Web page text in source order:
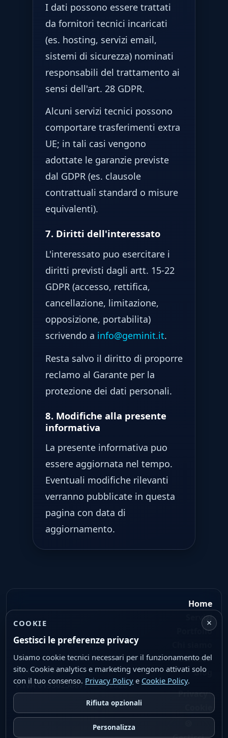
I dati possono essere trattati
da fornitori tecnici incaricati
(es. hosting, servizi email,
sistemi di sicurezza) nominati
responsabili del trattamento ai
sensi dell'art. 28 GDPR.
Alcuni servizi tecnici possono
comportare trasferimenti extra
UE; in tali casi vengono
adottate le garanzie previste
dal GDPR (es. clausole
contrattuali standard o misure
equivalenti).
7. Diritti dell'interessato
L'interessato puo esercitare i
diritti previsti dagli artt. 15-22
GDPR (accesso, rettifica,
cancellazione, limitazione,
opposizione, portabilita)
scrivendo a info@geminit.it.
Resta salvo il diritto di proporre
reclamo al Garante per la
protezione dei dati personali.
8. Modifiche alla presente
informativa
La presente informativa puo
essere aggiornata nel tempo.
Eventuali modifiche rilevanti
verranno pubblicate in questa
pagina con data di
aggiornamento.
Geminit Srl
P.IVA 01936250677 — © 2026
Home
Servizi
Portfolio
Contatti
Blog
Privacy|
×
COOKIE
Gestisci le preferenze privacy
Usiamo cookie tecnici necessari per il funzionamento del
sito. Cookie analytics e marketing vengono attivati solo
con il tuo consenso. Privacy Policy e Cookie Policy.
Rifiuta opzionali
Personalizza